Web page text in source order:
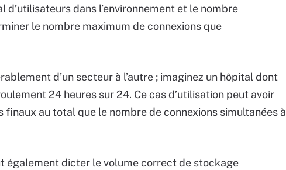
d’utilisateurs dans l’environnement et le nombre
le nombre maximum de connexions que
d’un secteur à l’autre ; imaginez un hôpital dont
24 heures sur 24. Ce cas d’utilisation peut avoir
au total que le nombre de connexions simultanées à
également dicter le volume correct de stockage